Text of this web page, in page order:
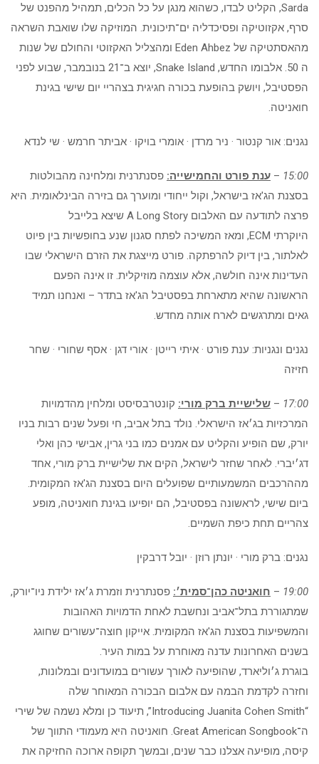
Sarda, הקליט לבדו, כשהוא מנגן על כל הכלים, תמהיל מהפנט של
סרף, אקזוטיקה ופסיכדליה ים־תיכונית. המוזיקה שלו שואבת השראה
מהאסתטיקה של Eden Ahbez ומהצליל האקזוטי והחולם של שנות
ה 50. אלבומו החדש, Snake Island, יוצא ב־21 בנובמבר, שבוע לפני
הפסטיבל, ויושק בהופעת בכורה חגיגית בצהריי יום שישי בגינת
חואניטה.
נגנים: אור קנטור · ניר מרדן · אומרי בויקו · אביתר חרמש · שי לנדא
15:00
– ענת פורט והחמישייה: פסנתרנית ומלחינה מהבולטות
בסצנת הג'אז בישראל, וקול ייחודי ומוערך גם בזירה הבינלאומית. היא
פרצה לתודעה עם האלבום A Long Story שיצא בלייבל
היוקרתי ECM, ומאז המשיכה לפתח סגנון שנע בחופשיות בין פיוט
לאלתור, בין דיוק להרפתקה. פורט מייצגת את הזרם הישראלי שבו
העדינות אינה חולשה, אלא עוצמה מוזיקלית. זו אינה הפעם
הראשונה שהיא מתארחת בפסטיבל הג'אז בתדר – ואנחנו תמיד
גאים ומתרגשים לארח אותה מחדש.
נגנים ונגניות: ענת פורט · איתי רייטן · אורי דגן · אסף שחורי · שחר
חזיזה
17:00
– שלישיית ברק מורי: קונטרבסיסט ומלחין מהדמויות
המרכזיות בג׳אז הישראלי. נולד בתל אביב, חי ופעל שנים רבות בניו
יורק, שם הופיע והקליט עם אמנים כמו בני גרין, אבישי כהן ואלי
דג׳יברי. לאחר שחזר לישראל, הקים את שלישיית ברק מורי, אחד
מההרכבים המשמעותיים שפועלים היום בסצנת הג'אז המקומית.
ביום שישי, לראשונה בפסטיבל, הם יופיעו בגינת חואניטה, מופע
צהריים תחת כיפת השמיים.
נגנים: ברק מורי · יונתן רוזן · יובל דרבקין
19:00
– חואניטה כהן־סמית׳: פסנתרנית וזמרת ג׳אז ילידת ניו־יורק,
שמתגוררת בתל־אביב ונחשבת לאחת הדמויות האהובות
והמשפיעות בסצנת הג'אז המקומית. אייקון חוצה־עשורים שחוגג
בשנים האחרונות עדנה מאוחרת על במות העיר.
בוגרת ג׳וליארד, שהופיעה לאורך עשורים במועדונים ובמלונות,
וחזרה לקדמת הבמה עם אלבום הבכורה המאוחר שלה
“Introducing Juanita Cohen Smith”, תיעוד כן ומלא נשמה של שירי
ה־Great American Songbook. חואניטה היא מעמודי התווך של
קיסה, מופיעה אצלנו כבר שנים, ובמשך תקופה ארוכה החזיקה את